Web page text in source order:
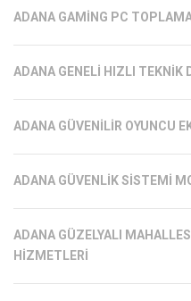
ADANA GAMING PC
ADANA GENELI HIZLI TEKNIK
ADANA GÜVENILIR OYUNCU
ADANA GÜVENLIK SISTEMI
ADANA GÜZELYALI
HIZMETLERI